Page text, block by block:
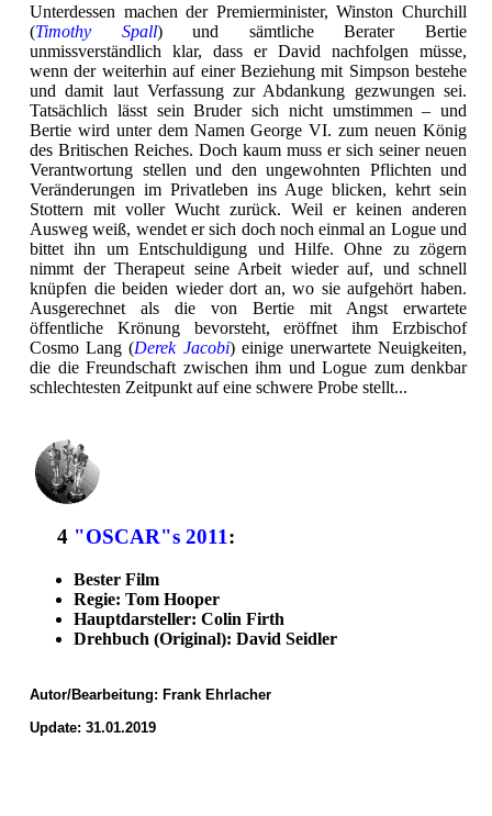
Unterdessen machen der Premierminister, Winston Churchill
(Timothy Spall) und sämtliche Berater Bertie
unmissverständlich klar, dass er David nachfolgen müsse,
wenn der weiterhin auf einer Beziehung mit Simpson bestehe
und damit laut Verfassung zur Abdankung gezwungen sei.
Tatsächlich lässt sein Bruder sich nicht umstimmen – und
Bertie wird unter dem Namen George VI. zum neuen König
des Britischen Reiches. Doch kaum muss er sich seiner neuen
Verantwortung stellen und den ungewohnten Pflichten und
Veränderungen im Privatleben ins Auge blicken, kehrt sein
Stottern mit voller Wucht zurück. Weil er keinen anderen
Ausweg weiß, wendet er sich doch noch einmal an Logue und
bittet ihn um Entschuldigung und Hilfe. Ohne zu zögern
nimmt der Therapeut seine Arbeit wieder auf, und schnell
knüpfen die beiden wieder dort an, wo sie aufgehört haben.
Ausgerechnet als die von Bertie mit Angst erwartete
öffentliche Krönung bevorsteht, eröffnet ihm Erzbischof
Cosmo Lang (Derek Jacobi) einige unerwartete Neuigkeiten,
die die Freundschaft zwischen ihm und Logue zum denkbar
schlechtesten Zeitpunkt auf eine schwere Probe stellt...
4 "OSCAR"s 2011:
Bester Film
Regie: Tom Hooper
Hauptdarsteller: Colin Firth
Drehbuch (Original): David Seidler
Autor/Bearbeitung: Frank Ehrlacher
Update: 31.01.2019